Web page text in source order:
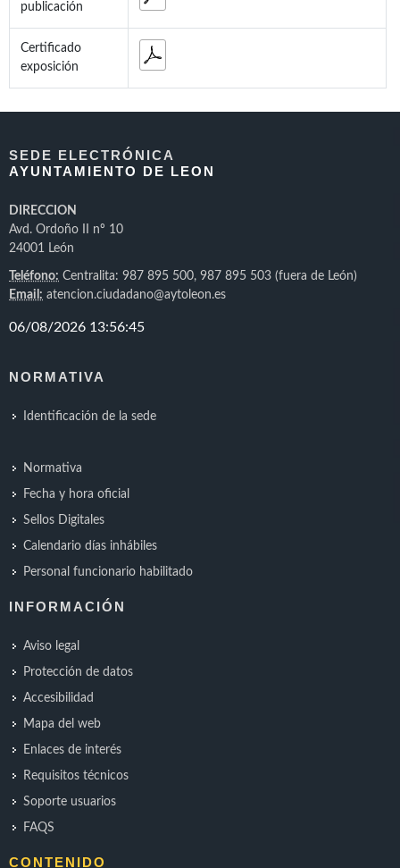
publicación
Certificado
exposición
SEDE ELECTRÓNICA
AYUNTAMIENTO DE LEON
DIRECCION
Avd. Ordoño II nº 10
24001 León
Teléfono: Centralita: 987 895 500, 987 895 503 (fuera de León)
Email: atencion.ciudadano@aytoleon.es
NORMATIVA
Identificación de la sede
Normativa
Fecha y hora oficial
Sellos Digitales
Calendario días inhábiles
Personal funcionario habilitado
INFORMACIÓN
Aviso legal
Protección de datos
Accesibilidad
Mapa del web
Enlaces de interés
Requisitos técnicos
Soporte usuarios
FAQS
CONTENIDO